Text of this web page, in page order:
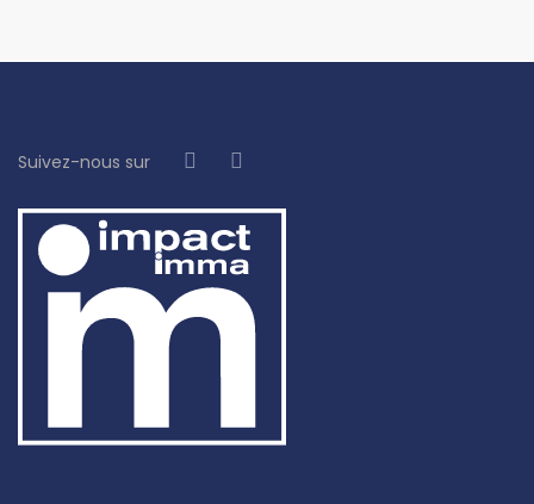
Suivez-nous sur